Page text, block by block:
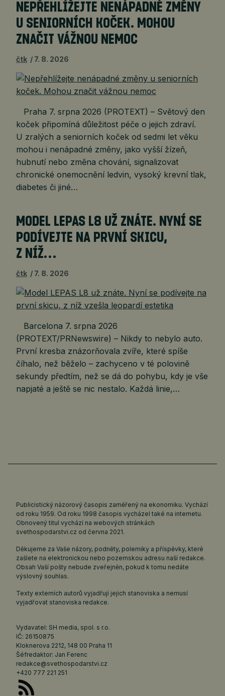
NEPŘEHLÍŽEJTE NENÁPADNÉ ZMĚNY
U SENIORNÍCH KOČEK. MOHOU
ZNAČIT VÁŽNOU NEMOC
čtk 7. 8. 2026
Praha 7. srpna 2026 (PROTEXT) – Světový den
koček připomíná důležitost péče o jejich zdraví.
U zralých a seniorních koček od sedmi let věku
mohou i nenápadné změny, jako vyšší žízeň,
hubnutí nebo změna chování, signalizovat
chronické onemocnění ledvin, vysoký krevní tlak,
diabetes či jiné…
MODEL LEPAS L8 UŽ ZNÁTE. NYNÍ SE
PODÍVEJTE NA PRVNÍ SKICU,
Z NÍŽ…
čtk 7. 8. 2026
Barcelona 7. srpna 2026
(PROTEXT/PRNewswire) – Nikdy to nebylo auto.
První kresba znázorňovala zvíře, které spíše
číhalo, než běželo – zachyceno v té polovině
sekundy předtím, než se dá do pohybu, kdy je vše
napjaté a ještě se nic nestalo. Každá linie,…
Publicistický názorový časopis zaměřený na ekonomiku. Vychází
od roku 1959. Od roku 1998 časopis vycházel také na internetu.
Obnovený titul vychází na webových stránkách
svethospodarstvi.cz od června 2021.
Děkujeme za Vaše názory, podněty, polemiky a příspěvky, které
zašlete na elektronickou nebo pozemskou adresu naší redakce.
Obsah Vaší pošty nebude zveřejněn, pokud k tomu nedáte
výslovný souhlas.
Texty externích autorů vyjadřují jejich stanoviska a nemusí
vyjadřovat stanoviska redakce.
Vydavatel: SH media, spol. s r.o.
IČ: 26150875
Kloknerova 2212, 148 00 Praha 11
Šéfredaktor: Jan Ferenc
redakce@svethospodarstvi.cz
+420 777 221 251